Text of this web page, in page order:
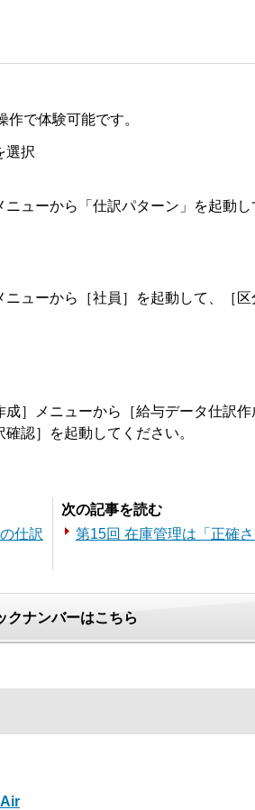
で体験可能です。
選択
ューから「仕訳パターン」を起動し
ューから［社員］を起動して、［
］メニューから［給与データ仕訳
認］を起動してください。
仕訳
次の記事を読む
第15回 在庫管理は「正確
クナンバーはこちら